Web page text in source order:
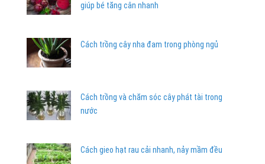
giúp bé tăng cân nhanh
Cách trồng cây nha đam trong phòng ngủ
Cách trồng và chăm sóc cây phát tài trong
nước
Cách gieo hạt rau cải nhanh, nảy mầm đều